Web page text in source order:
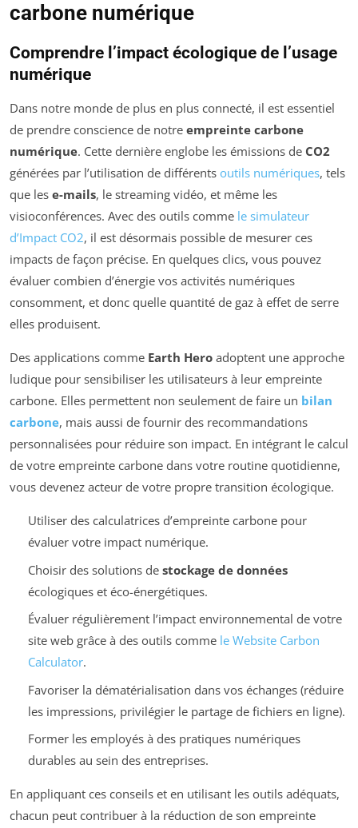
carbone numérique
Comprendre l’impact écologique de l’usage
numérique
Dans notre monde de plus en plus connecté, il est essentiel
de prendre conscience de notre empreinte carbone
numérique. Cette dernière englobe les émissions de CO2
générées par l’utilisation de différents outils numériques, tels
que les e-mails, le streaming vidéo, et même les
visioconférences. Avec des outils comme le simulateur
d’Impact CO2, il est désormais possible de mesurer ces
impacts de façon précise. En quelques clics, vous pouvez
évaluer combien d’énergie vos activités numériques
consomment, et donc quelle quantité de gaz à effet de serre
elles produisent.
Des applications comme Earth Hero adoptent une approche
ludique pour sensibiliser les utilisateurs à leur empreinte
carbone. Elles permettent non seulement de faire un bilan
carbone, mais aussi de fournir des recommandations
personnalisées pour réduire son impact. En intégrant le calcul
de votre empreinte carbone dans votre routine quotidienne,
vous devenez acteur de votre propre transition écologique.
Utiliser des calculatrices d’empreinte carbone pour
évaluer votre impact numérique.
Choisir des solutions de stockage de données
écologiques et éco-énergétiques.
Évaluer régulièrement l’impact environnemental de votre
site web grâce à des outils comme le Website Carbon
Calculator.
Favoriser la dématérialisation dans vos échanges (réduire
les impressions, privilégier le partage de fichiers en ligne).
Former les employés à des pratiques numériques
durables au sein des entreprises.
En appliquant ces conseils et en utilisant les outils adéquats,
chacun peut contribuer à la réduction de son empreinte